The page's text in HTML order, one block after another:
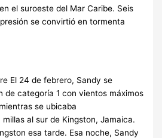
el suroeste del Mar Caribe. Seis
se convirtió en tormenta
El 24 de febrero, Sandy se
de categoría 1 con vientos máximos
se ubicaba
al sur de Kingston, Jamaica.
esa tarde. Esa noche, Sandy